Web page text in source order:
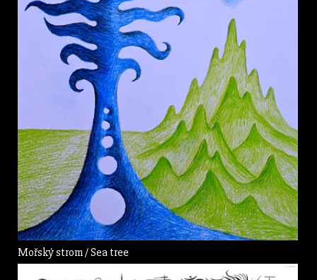
Mořský strom / Sea tree